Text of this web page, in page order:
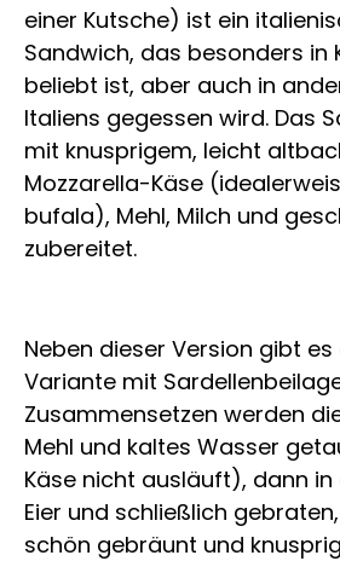
einer Kutsche) ist ein
Sandwich, das besonders in
beliebt ist, aber auch in
Italiens gegessen wird. Das
mit knusprigem, leicht
Mozzarella-Käse
bufala), Mehl, Milch und
zubereitet.
Neben dieser Version gibt
Variante mit
Zusammensetzen werden
Mehl und kaltes Wasser
Käse nicht ausläuft), dann
Eier und schließlich
schön gebräunt und